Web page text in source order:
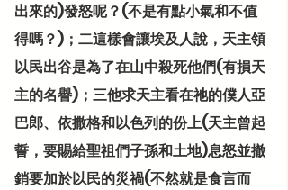
出來的)發怒呢？(不是有點小氣和不值
得嗎？)；二這樣會讓埃及人說，天主領
以民出谷是為了在山中殺死他們(有損天
主的名譽)；三他求天主看在祂的僕人亞
巴郎、依撒格和以色列的份上(天主曾起
誓，要賜給聖祖們子孫和土地)息怒並撤
銷要加於以民的災禍(不然就是食言而